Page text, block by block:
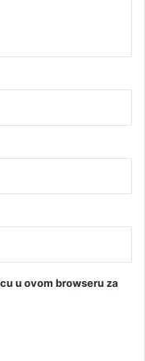
u ovom browseru za